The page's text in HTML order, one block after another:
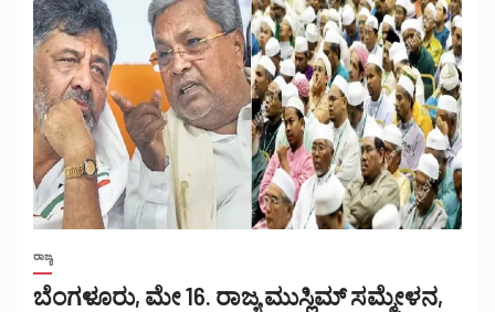
ರಾಜ್ಯ
ಬೆಂಗಳೂರು, ಮೇ 16. ರಾಜ್ಯ ಮುಸ್ಲಿಮ್ ಸಮ್ಮೇಳನ,